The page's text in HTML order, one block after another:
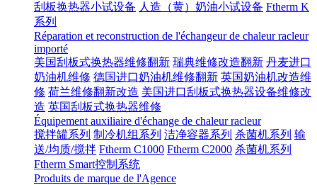
刮板换热器小试设备 人造（黄）奶油小试设备 Ftherm K
系列
Réparation et reconstruction de l'échangeur de chaleur racleur
importé
美国刮板式换热器维修翻新 瑞典维修改造翻新 丹麦进口
奶油机维修 德国进口奶油机维修翻新 英国奶油机改造维
修 荷兰维修翻新改造 美国进口刮板式换热器设备维修改
造 英国刮板式换热器维修
Équipement auxiliaire d'échange de chaleur racleur
搅拌罐系列 制冷机组系列 洁净容器系列 杀菌机系列 输
送/均质/搅拌 Ftherm C1000 Ftherm C2000 杀菌机系列
Ftherm Smart控制系统
Produits de marque de l'Agence